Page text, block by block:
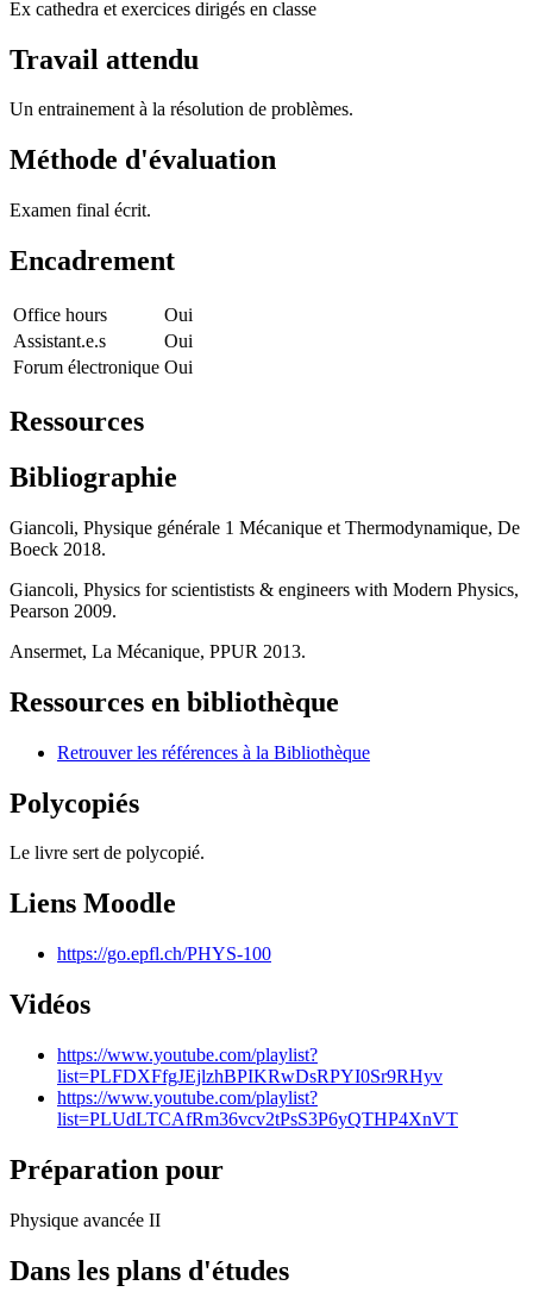
Ex cathedra et exercices dirigés en classe
Travail attendu
Un entrainement à la résolution de problèmes.
Méthode d'évaluation
Examen final écrit.
Encadrement
Office hours
Oui
Assistant.e.s
Oui
Forum électronique Oui
Ressources
Bibliographie
Giancoli, Physique générale 1 Mécanique et Thermodynamique, De
Boeck 2018.
Giancoli, Physics for scientistists & engineers with Modern Physics,
Pearson 2009.
Ansermet, La Mécanique, PPUR 2013.
Ressources en bibliothèque
Retrouver les références à la Bibliothèque
Polycopiés
Le livre sert de polycopié.
Liens Moodle
https://go.epfl.ch/PHYS-100
Vidéos
https://www.youtube.com/playlist?
list=PLFDXFfgJEjlzhBPIKRwDsRPYI0Sr9RHyv
https://www.youtube.com/playlist?
list=PLUdLTCAfRm36vcv2tPsS3P6yQTHP4XnVT
Préparation pour
Physique avancée II
Dans les plans d'études